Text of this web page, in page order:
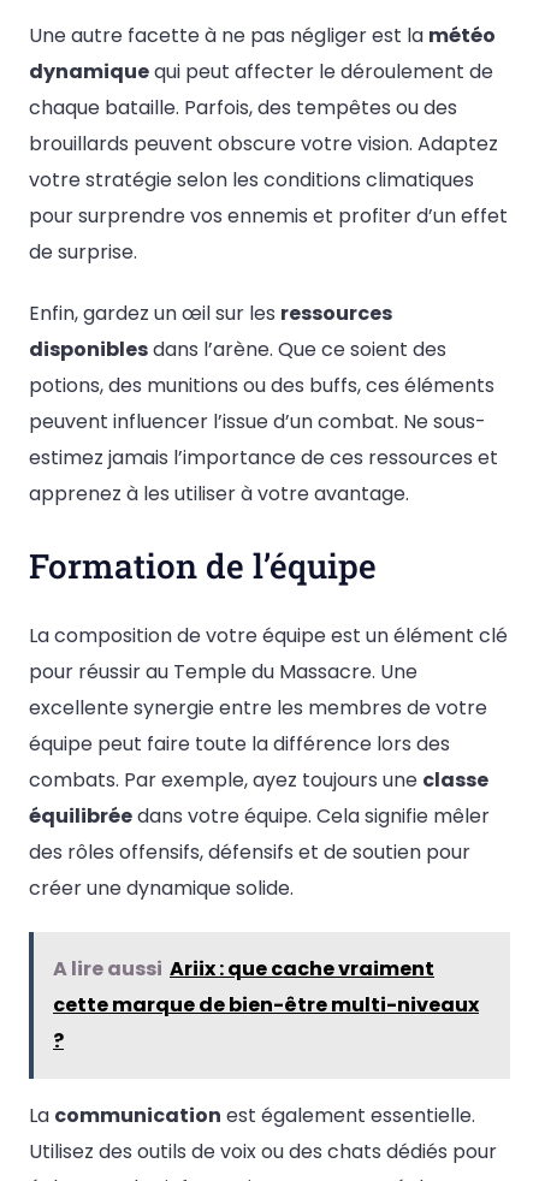
Une autre facette à ne pas négliger est la météo
dynamiquequi peut affecter le déroulement de
chaque bataille. Parfois, des tempêtes ou des
brouillards peuvent obscure votre vision. Adaptez
votre stratégie selon les conditions climatiques
pour surprendre vos ennemis et profiter d’un effet
de surprise.
Enfin, gardez un œil sur les ressources
disponiblesdans l’arène. Que ce soient des
potions, des munitions ou des buffs, ces éléments
peuvent influencer l’issue d’un combat. Ne sous-
estimez jamais l’importance de ces ressources et
apprenez à les utiliser à votre avantage.
Formation de l’équipe
La composition de votre équipe est un élément clé
pour réussir au Temple du Massacre. Une
excellente synergie entre les membres de votre
équipe peut faire toute la différence lors des
combats. Par exemple, ayez toujours une classe
équilibréedans votre équipe. Cela signifie mêler
des rôles offensifs, défensifs et de soutien pour
créer une dynamique solide.
A lire aussi Ariix : que cache vraiment
cette marque de bien-être multi-niveaux
?
La communication est également essentielle.
Utilisez des outils de voix ou des chats dédiés pour